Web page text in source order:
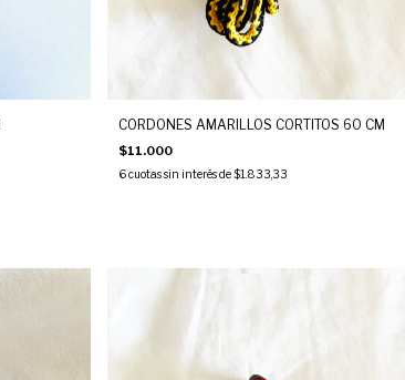
CORDONES AMARILLOS CORTITOS 60 CM
$11.000
6cuotas sin interés de$1.833,33